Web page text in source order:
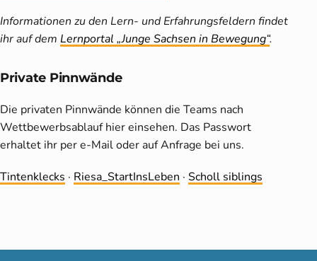
Informationen zu den Lern- und Erfahrungsfeldern findet
ihr auf dem Lernportal „Junge Sachsen in Bewegung“.
Private Pinnwände
Die privaten Pinnwände können die Teams nach
Wettbewerbsablauf hier einsehen. Das Passwort
erhaltet ihr per e-Mail oder auf Anfrage bei uns.
Tintenklecks · Riesa_StartInsLeben · Scholl siblings